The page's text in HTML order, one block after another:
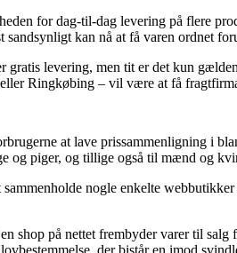
for dag-til-dag levering på flere
sandsynligt kan nå at få varen ordnet
gratis levering, men tit er det kun
Ringkøbing – vil være at få
at lave prissammenligning i
og piger, og tillige også til mænd og
nogle enkelte
shop på nettet frembyder varer til
der bistår en imod